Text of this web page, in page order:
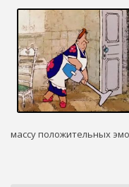
массу положительных